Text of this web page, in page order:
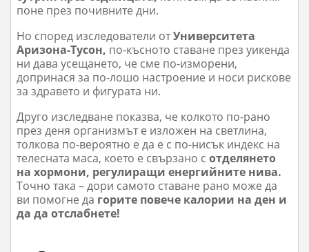
поне през почивните дни.
Но според изследователи отУниверситета
Аризона-Тусон, по-късното ставане през уикенда
ни дава усещането, че сме по-изморени,
допринася за по-лошо настроение и носи рискове
за здравето и фигурата ни.
Друго изследване показва, че колкото по-рано
през деня организмът е изложен на светлина,
толкова по-вероятно е да е с по-нисък индекс на
телесната маса, което е свързано сотделянето
на хормони, регулиращи енергийните нива.
Точно така – дори самото ставане рано можеда
ви помогне да горите повече калории на ден и
да да отслабнете!